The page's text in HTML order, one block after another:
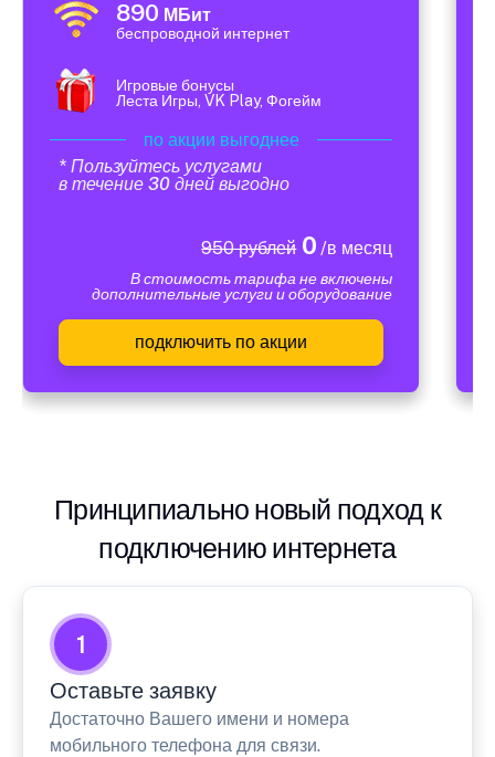
890 МБит
беспроводной интернет
Игровые бонусы
Леста Игры, VK Play, Фогейм
по акции выгоднее
* Пользуйтесь услугами
в течение 30 дней выгодно
950 рублей0 /в месяц
В стоимость тарифа не включены
дополнительные услуги и оборудование
подключить по акции
Принципиально новый подход к
подключению интернета
1
Оставьте заявку
Достаточно Вашего имени и номера
мобильного телефона для связи.